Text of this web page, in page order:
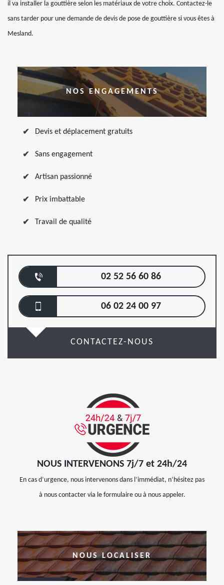
il va installer la gouttière selon les matériaux de votre choix. Contactez-le
sans tarder pour une demande de devis de pose de gouttière si vous êtes à
Mesland.
NOS ENGAGEMENTS
Devis et déplacement gratuits
Sans engagement
Artisan passionné
Prix imbattable
Travail de qualité
02 52 56 60 86
06 02 24 00 97
CONTACTEZ-NOUS
NOUS INTERVENONS 7j/7 et 24h/24
En cas d’urgence, nous intervenons dans l’immédiat, n’hésitez pas
à nous contacter via le formulaire ou à nous appeler.
NOUS LOCALISER